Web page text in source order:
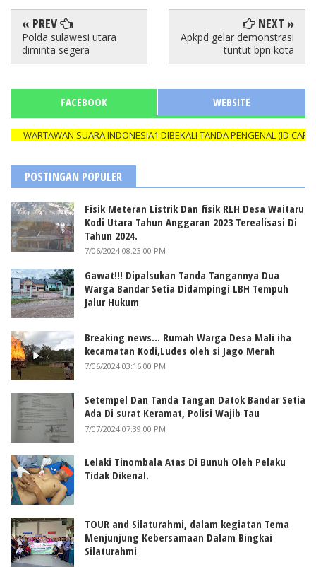
« PREV
Polda sulawesi utara
diminta segera
NEXT »
Apkpd gelar demonstrasi
tuntut bpn kota
FACEBOOK WEBSITE
SUARA INDONESIA1 DIBEKALI TANDA PENGENAL (ID CARD)
POSTINGAN POPULER
Fisik Meteran Listrik Dan fisik RLH Desa Waitaru
Kodi Utara Tahun Anggaran 2023 Terealisasi Di
Tahun 2024.
7/06/2024 08:23:00 PM
Gawat!!! Dipalsukan Tanda Tangannya Dua
Warga Bandar Setia Didampingi LBH Tempuh
Jalur Hukum
Breaking news... Rumah Warga Desa Mali iha
kecamatan Kodi,Ludes oleh si Jago Merah
7/06/2024 03:16:00 PM
Setempel Dan Tanda Tangan Datok Bandar Setia
Ada Di surat Keramat, Polisi Wajib Tau
7/07/2024 07:39:00 PM
Lelaki Tinombala Atas Di Bunuh Oleh Pelaku
Tidak Dikenal.
TOUR and Silaturahmi, dalam kegiatan Tema
Menjunjung Kebersamaan Dalam Bingkai
Silaturahmi